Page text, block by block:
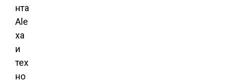
нта
Ale
xa
и
тех
но